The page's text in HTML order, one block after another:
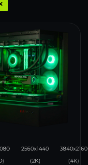
2560x1440
(2K)
3840x2160
(4K)